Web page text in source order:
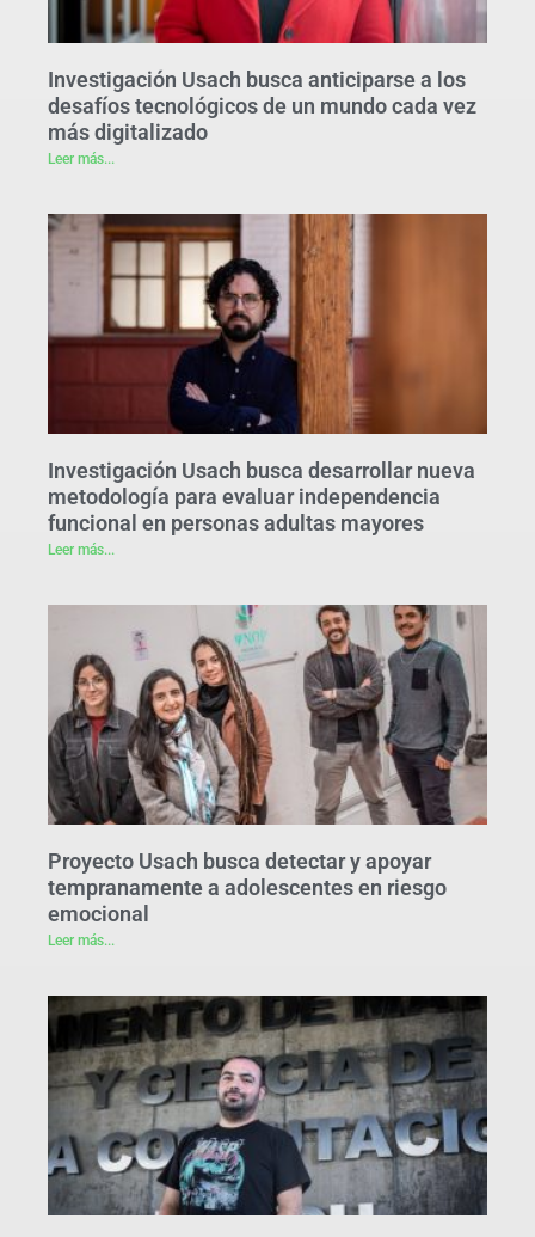
Investigación Usach busca anticiparse a los
desafíos tecnológicos de un mundo cada vez
más digitalizado
Leer más...
Investigación Usach busca desarrollar nueva
metodología para evaluar independencia
funcional en personas adultas mayores
Leer más...
Proyecto Usach busca detectar y apoyar
tempranamente a adolescentes en riesgo
emocional
Leer más...